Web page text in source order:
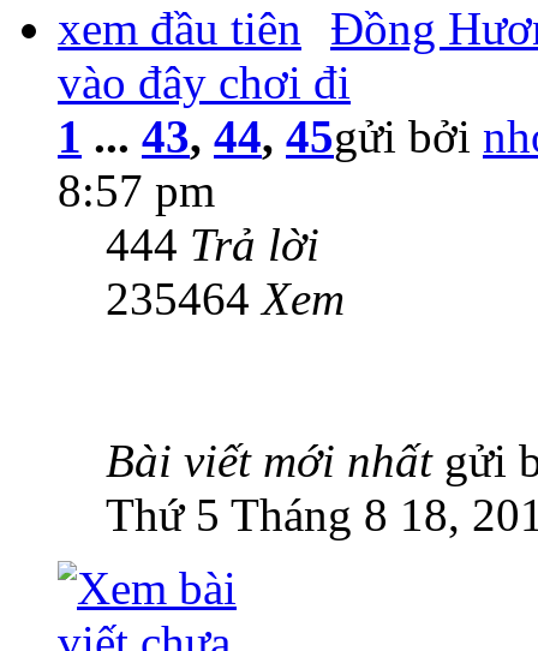
Đồng
vào đây chơi đi
1 ... 43, 44, 45gửi bởi
8:57 pm
444 Trả lời
235464Xem
Bài viết mới nhất gửi
Thứ 5 Tháng 8 18,